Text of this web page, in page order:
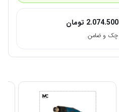
2.074.500 تومان